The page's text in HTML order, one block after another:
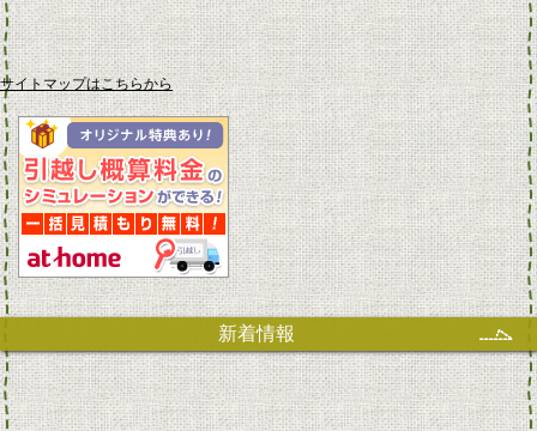
サイトマップはこちらから
新着情報